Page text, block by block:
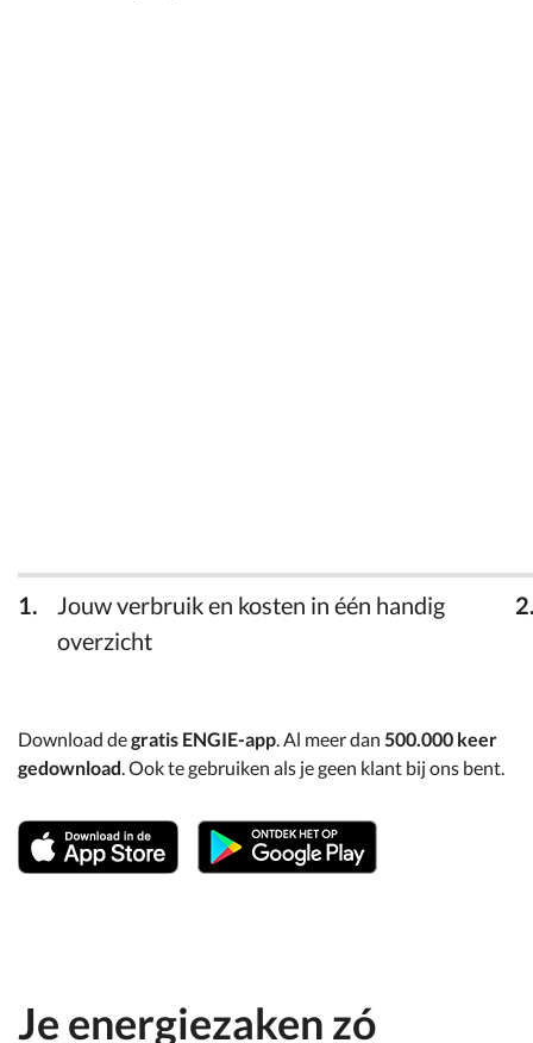
Jouw verbruik en kosten in één handig
overzicht
Download degratis ENGIE-app. Al meer dan 500.000 keer
gedownload. Ook te gebruiken als je geen klant bij ons bent.
Je energiezaken zó